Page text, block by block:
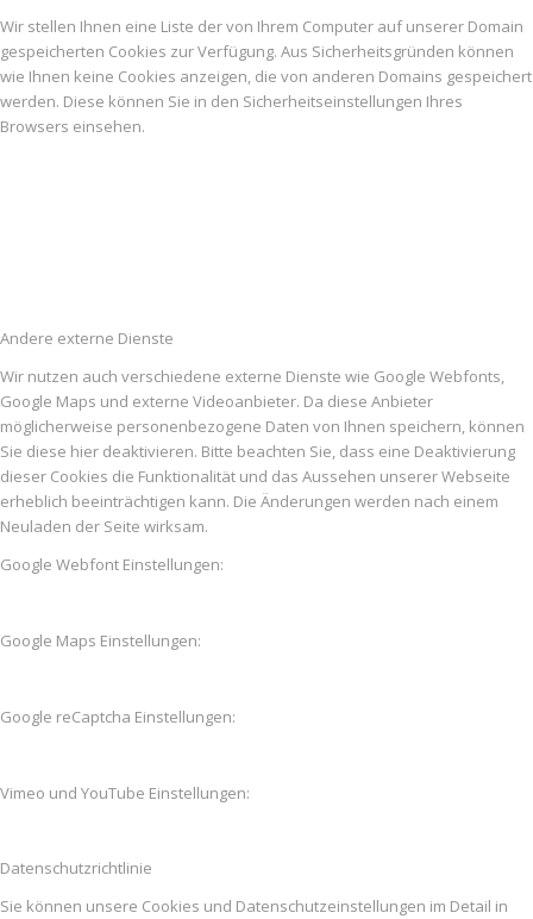
Wir stellen Ihnen eine Liste der von Ihrem Computer auf unserer Domain
gespeicherten Cookies zur Verfügung. Aus Sicherheitsgründen können
wie Ihnen keine Cookies anzeigen, die von anderen Domains gespeichert
werden. Diese können Sie in den Sicherheitseinstellungen Ihres
Browsers einsehen.
Andere externe Dienste
Wir nutzen auch verschiedene externe Dienste wie Google Webfonts,
Google Maps und externe Videoanbieter. Da diese Anbieter
möglicherweise personenbezogene Daten von Ihnen speichern, können
Sie diese hier deaktivieren. Bitte beachten Sie, dass eine Deaktivierung
dieser Cookies die Funktionalität und das Aussehen unserer Webseite
erheblich beeinträchtigen kann. Die Änderungen werden nach einem
Neuladen der Seite wirksam.
Google Webfont Einstellungen:
Google Maps Einstellungen:
Google reCaptcha Einstellungen:
Vimeo und YouTube Einstellungen:
Datenschutzrichtlinie
Sie können unsere Cookies und Datenschutzeinstellungen im Detail in